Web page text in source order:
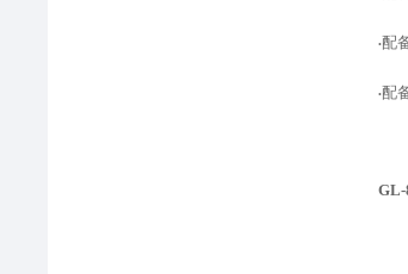
•配
•配
GL-